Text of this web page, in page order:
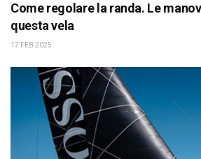
Come regolare la randa. Le
questa vela
17 FEB 2025